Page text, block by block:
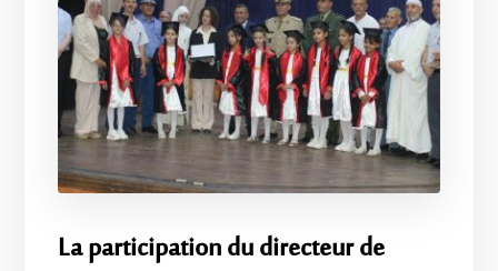
La participation du directeur de